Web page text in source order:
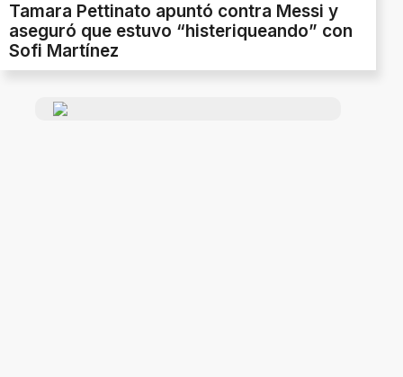
Tamara Pettinato apuntó contra Messi y
aseguró que estuvo “histeriqueando” con
Sofi Martínez